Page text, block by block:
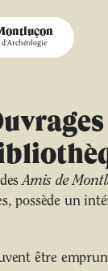
Amis de
possède un
être